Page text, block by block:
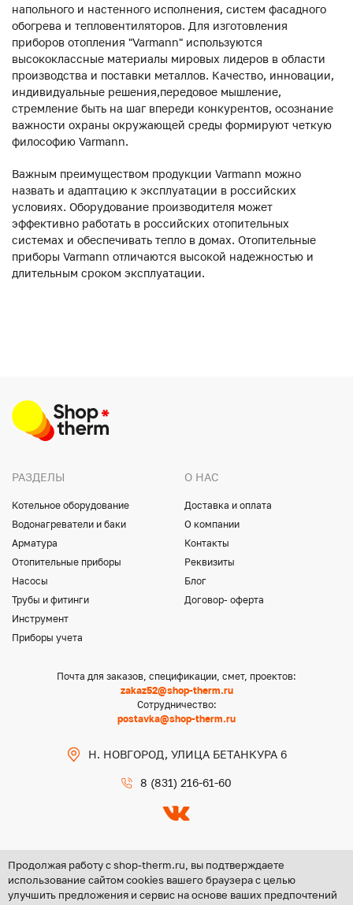
напольного и настенного исполнения, систем фасадного
обогрева и тепловентиляторов. Для изготовления
приборов отопления "Varmann" используются
высококлассные материалы мировых лидеров в области
производства и поставки металлов. Качество, инновации,
индивидуальные решения,передовое мышление,
стремление быть на шаг впереди конкурентов, осознание
важности охраны окружающей среды формируют четкую
философию Varmann.
Важным преимуществом продукции Varmann можно
назвать и адаптацию к эксплуатации в российских
условиях. Оборудование производителя может
эффективно работать в российских отопительных
системах и обеспечивать тепло в домах. Отопительные
приборы Varmann отличаются высокой надежностью и
длительным сроком эксплуатации.
РАЗДЕЛЫ
Котельное оборудование
Водонагреватели и баки
Арматура
Отопительные приборы
Насосы
Трубы и фитинги
Инструмент
Приборы учета
О НАС
Доставка и оплата
О компании
Контакты
Реквизиты
Блог
Договор- оферта
Почта для заказов, спецификации, смет, проектов:
zakaz52@shop-therm.ru
Сотрудничество:
postavka@shop-therm.ru
Н. НОВГОРОД, УЛИЦА БЕТАНКУРА 6
8 (831) 216-61-60
Copyright @ 2026 ООО «ЦЕНТР ГРУПП НН»
Продолжая работу с shop-therm.ru, вы подтверждаете
использование сайтом cookies вашего браузера с целью
улучшить предложения и сервис на основе ваших предпочтений